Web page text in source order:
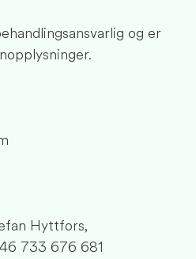
og er
Hyttfors,
733 676 681